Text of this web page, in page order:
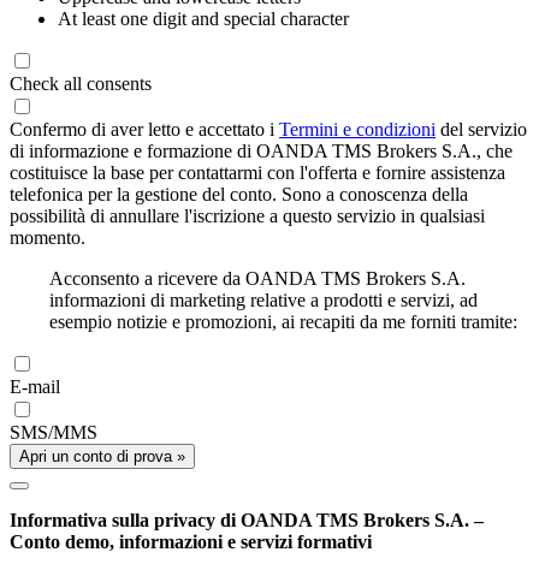
At least one digit and special character
Check all consents
Confermo di aver letto e accettato i Termini e condizioni del servizio
di informazione e formazione di OANDA TMS Brokers S.A., che
costituisce la base per contattarmi con l'offerta e fornire assistenza
telefonica per la gestione del conto. Sono a conoscenza della
possibilità di annullare l'iscrizione a questo servizio in qualsiasi
momento.
Acconsento a ricevere da OANDA TMS Brokers S.A.
informazioni di marketing relative a prodotti e servizi, ad
esempio notizie e promozioni, ai recapiti da me forniti tramite:
E-mail
SMS/MMS
Apri un conto di prova »
Informativa sulla privacy di OANDA TMS Brokers S.A. –
Conto demo, informazioni e servizi formativi